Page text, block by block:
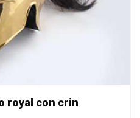
royal con crin